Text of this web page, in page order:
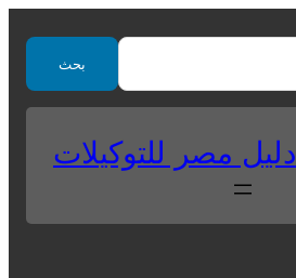
contentبحث
دليل مصر للتوكيلات